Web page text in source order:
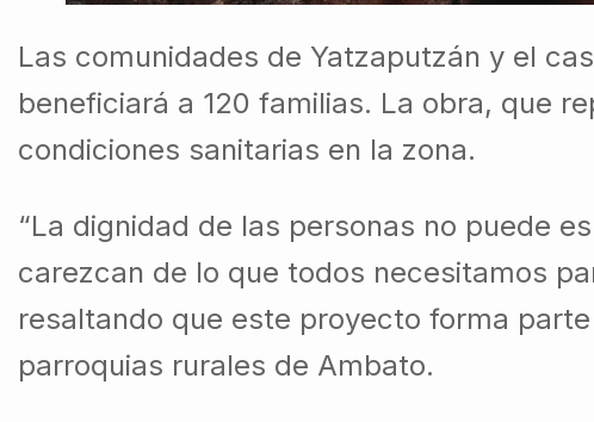
Las comunidades de Yatzaputzán y el
beneficiará a 120 familias. La obra, que
condiciones sanitarias en la zona.
“La dignidad de las personas no puede
carezcan de lo que todos necesitamos
resaltando que este proyecto forma
parroquias rurales de Ambato.